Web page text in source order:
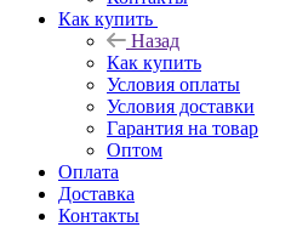
Как купить
Назад
Как купить
Условия оплаты
Условия доставки
Гарантия на товар
Оптом
Оплата
Доставка
Контакты